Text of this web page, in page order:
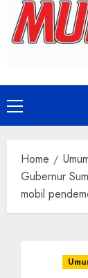
Primary
Menu
Home
Gubernur
mobil